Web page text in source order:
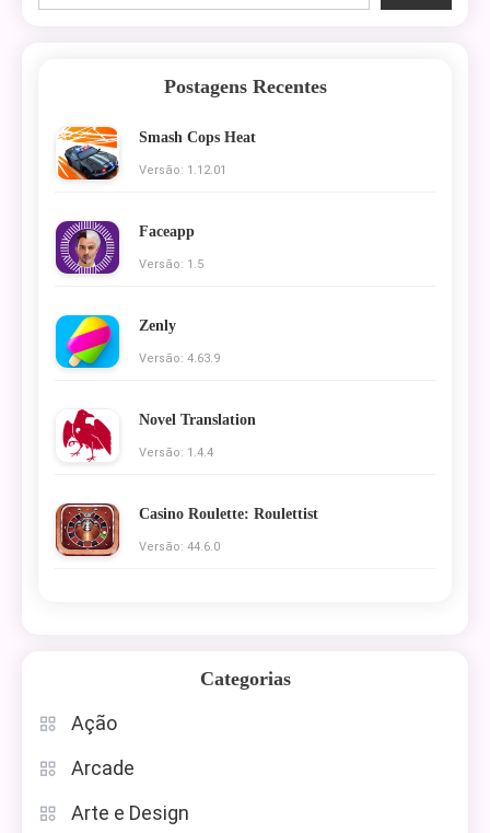
Postagens Recentes
Smash Cops Heat
Versão: 1.12.01
Faceapp
Versão: 1.5
Zenly
Versão: 4.63.9
Novel Translation
Versão: 1.4.4
Casino Roulette: Roulettist
Versão: 44.6.0
Categorias
Ação
Arcade
Arte e Design